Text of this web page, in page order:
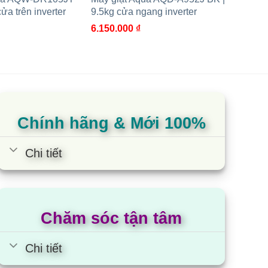
trên inverter
9.5kg cửa ngang inverter
6.150.000 ₫
Chính hãng & Mới 100%
Chi tiết
Chăm sóc tận tâm
Chi tiết